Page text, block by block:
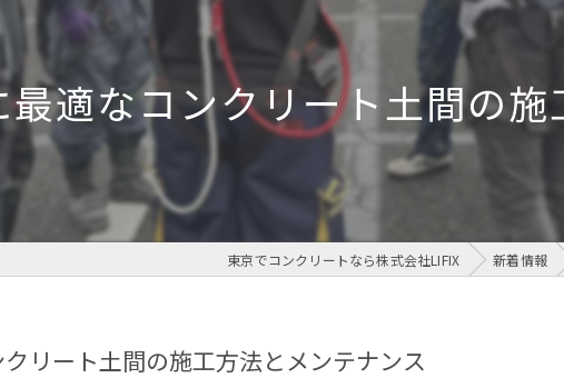
止水工事
ント漏水
新築マンション下地補修
コンクリート欠損 色合わせ補修
床レベラー工事(セルフレベリング)
土間コンクリート・土間モルタル工事
炭素繊維シート補強工法
適なコンクリート土間の
東京でコンクリートなら株式会社LIFIX 新着情報
リート土間の施工方法とメンテナンス